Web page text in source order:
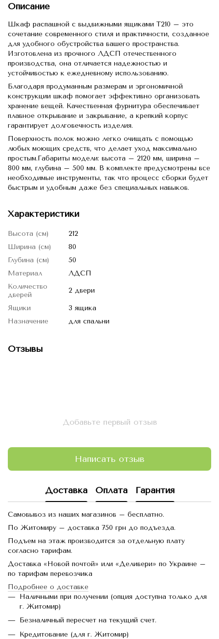
Описание
Шкаф распашной с выдвижными ящиками Т210 – это
сочетание современного стиля и практичности, созданное
для удобного обустройства вашего пространства.
Изготовлена из прочного ЛДСП отечественного
производства, она отличается надежностью и
устойчивостью к ежедневному использованию.
Благодаря продуманным размерам и эргономичной
конструкции шкаф помогает эффективно организовать
хранение вещей. Качественная фурнитура обеспечивает
плавное открывание и закрывание, а крепкий корпус
гарантирует долговечность изделия.
Поверхность полок можно легко очищать с помощью
любых моющих средств, что делает уход максимально
простым.Габариты модели: высота – 2120 мм, ширина –
800 мм, глубина – 500 мм. В комплекте предусмотрены все
необходимые инструменты, так что процесс сборки будет
быстрым и удобным даже без специальных навыков.
Характеристики
Высота (см)
212
Ширина (см)
80
Глубина (см)
50
Материал
ЛДСП
Количество
дверей
2 двери
Ящики
3 ящика
Назначение
для спальни
Отзывы
Добавьте первый отзыв
Написать отзыв
Доставка Оплата Гарантия
Самовывоз из наших магазинов – бесплатно.
По Житомиру – доставка 750 грн до подъезда.
Подъем на этаж производится за отдельную плату
согласно тарифам.
Доставка «Новой почтой» или «Деливери» по Украине –
по тарифам перевозчика
Подробнее о доставке
Наличными при получении (опция доступна только для
г. Житомир)
Безналичный пересчет на текущий счет.
Кредитование (для г. Житомир)